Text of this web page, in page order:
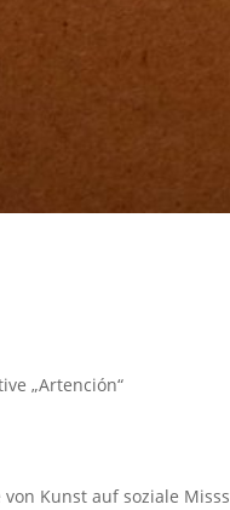
„Artención“
Kunst auf soziale